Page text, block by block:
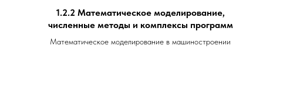
1.2.2 Математическое моделирование,
численные методы и комплексы программ
Математическое моделирование в машиностроении